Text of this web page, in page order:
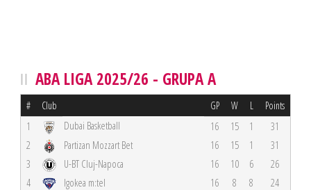
ABA LIGA 2025/26 - GRUPA A
# Club GP W L Points
1 Dubai Basketball 16 15 1
31
2
Partizan Mozzart Bet 16 15 1
31
3
U-BT Cluj-Napoca 16 10 6
26
4
Igokea m:tel 16 8 8
24